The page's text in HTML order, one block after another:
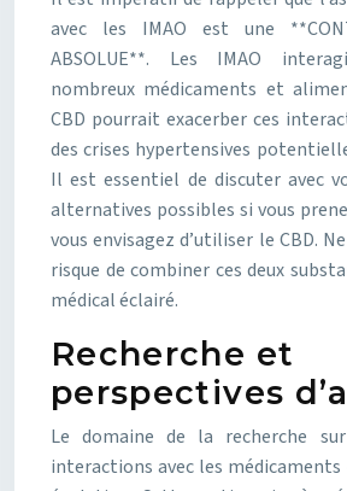
avec les IMAO est une
ABSOLUE**. Les IMAO
nombreux médicaments et
CBD pourrait exacerber ces
des crises hypertensives
Il est essentiel de discuter avec
alternatives possibles si vous
vous envisagez d’utiliser le CBD.
risque de combiner ces deux
médical éclairé.
Recherche et
perspectives
Le domaine de la recherche
interactions avec les